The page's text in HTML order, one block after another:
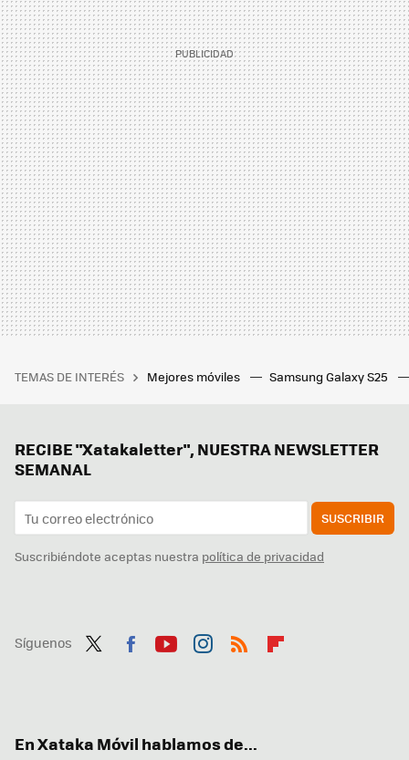
TEMAS DE INTERÉS Mejores móviles Samsung Galaxy S25
RECIBE "Xatakaletter", NUESTRA NEWSLETTER
SEMANAL
SUSCRIBIR
Suscribiéndote aceptas nuestra política de privacidad
Síguenos
En Xataka Móvil hablamos de...